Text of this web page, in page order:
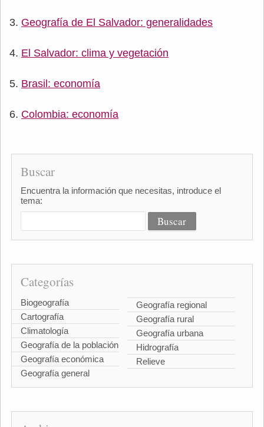
Geografía de El Salvador: generalidades
El Salvador: clima y vegetación
Brasil: economía
Colombia: economía
Buscar
Encuentra la información que necesitas, introduce el
tema:
Categorías
Biogeografía
Cartografía
Climatología
Geografía de la población
Geografía económica
Geografía general
Geografía regional
Geografía rural
Geografía urbana
Hidrografía
Relieve